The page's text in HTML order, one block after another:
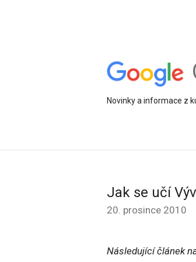
Novinky a informace z
Jak se učí
20. prosince 2010
Následující článek